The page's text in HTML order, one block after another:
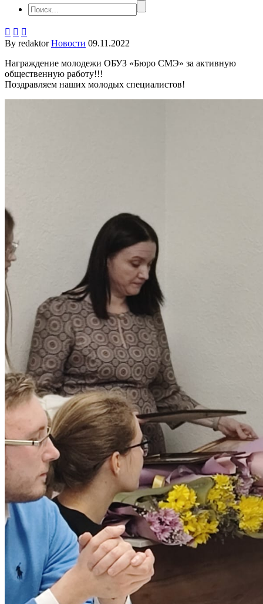
  
By redaktor Новости 09.11.2022
Награждение молодежи ОБУЗ «Бюро СМЭ» за активную
общественную работу!!!
Поздравляем наших молодых специалистов!